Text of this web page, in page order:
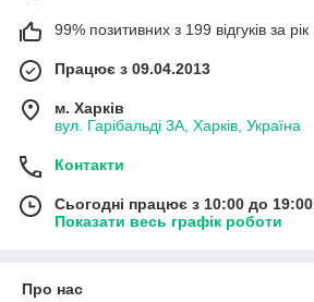
99% позитивних з 199 відгуків за рік
Працює з 09.04.2013
м. Харків
вул. Гарібальді 3А, Харків, Україна
Контакти
Сьогодні працює з 10:00 до 19:00
Показати весь графік роботи
Про нас